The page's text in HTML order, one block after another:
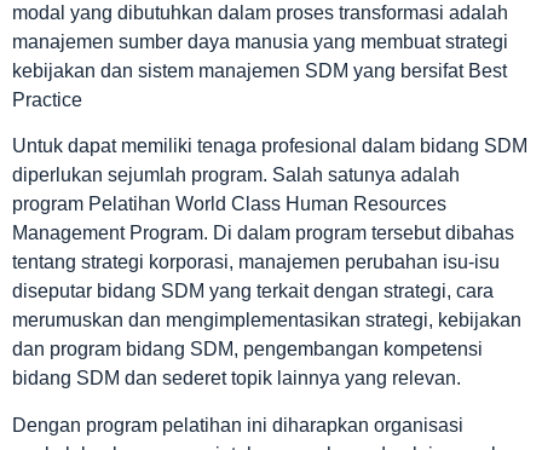
modal yang dibutuhkan dalam proses transformasi adalah
manajemen sumber daya manusia yang membuat strategi
kebijakan dan sistem manajemen SDM yang bersifat Best
Practice
Untuk dapat memiliki tenaga profesional dalam bidang SDM
diperlukan sejumlah program. Salah satunya adalah
program Pelatihan World Class Human Resources
Management Program. Di dalam program tersebut dibahas
tentang strategi korporasi, manajemen perubahan isu-isu
diseputar bidang SDM yang terkait dengan strategi, cara
merumuskan dan mengimplementasikan strategi, kebijakan
dan program bidang SDM, pengembangan kompetensi
bidang SDM dan sederet topik lainnya yang relevan.
Dengan program pelatihan ini diharapkan organisasi